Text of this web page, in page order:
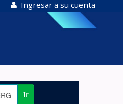
Ingresar a su cuenta
Ir